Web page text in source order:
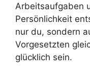
Arbeitsaufgaben
Persönlichkeit
nur du, sondern
Vorgesetzten
glücklich sein.